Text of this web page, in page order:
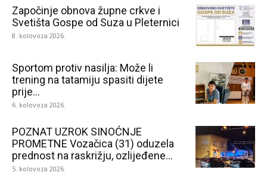
Započinje obnova župne crkve i
Svetišta Gospe od Suza u Pleternici
8. kolovoza 2026.
Sportom protiv nasilja: Može li
trening na tatamiju spasiti dijete
prije...
6. kolovoza 2026.
POZNAT UZROK SINOĆNJE
PROMETNE Vozačica (31) oduzela
prednost na raskrižju, ozlijeđene...
5. kolovoza 2026.